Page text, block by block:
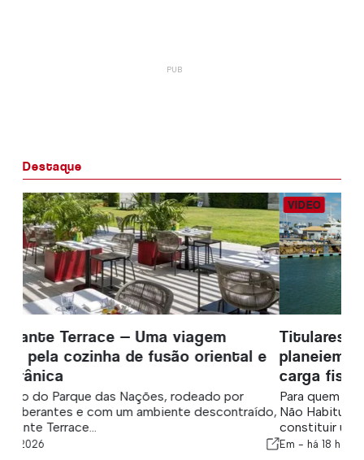
Destaque
Titulares do regime NHR em Portugal:
planeiem com antecedência e reduzam a
carga fiscal futura
Para quem beneficiou do regime fiscal de Residente
Não Habitual (NHR), o fim desse estatuto fiscal pode
constituir um choque...
Em -